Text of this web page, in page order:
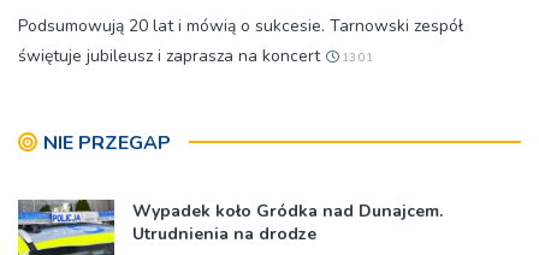
Podsumowują 20 lat i mówią o sukcesie. Tarnowski zespół
świętuje jubileusz i zaprasza na koncert
13:01
NIE PRZEGAP
Wypadek koło Gródka nad Dunajcem.
Utrudnienia na drodze